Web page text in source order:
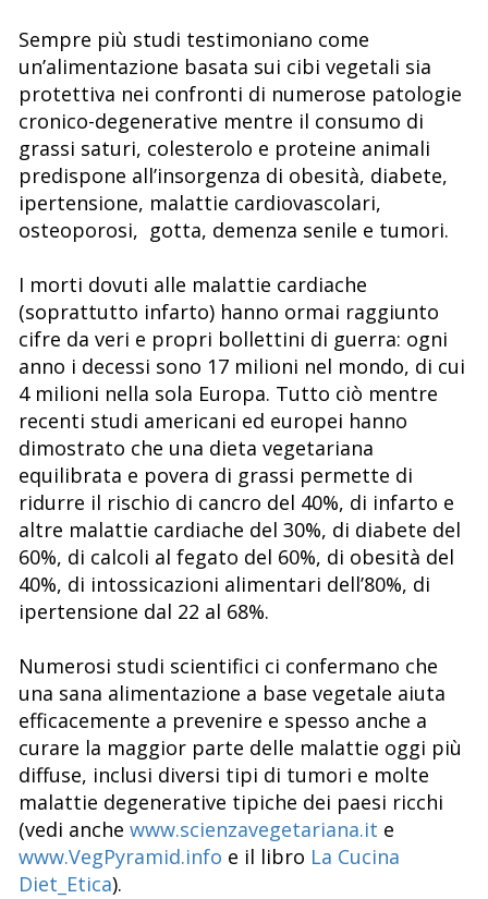
Sempre più studi testimoniano come
un’alimentazione basata sui cibi vegetali sia
protettiva nei confronti di numerose patologie
cronico-degenerative mentre il consumo di
grassi saturi, colesterolo e proteine animali
predispone all’insorgenza di obesità, diabete,
ipertensione, malattie cardiovascolari,
osteoporosi, gotta, demenza senile e tumori.
I morti dovuti alle malattie cardiache
(soprattutto infarto) hanno ormai raggiunto
cifre da veri e propri bollettini di guerra: ogni
anno i decessi sono 17 milioni nel mondo, di cui
4 milioni nella sola Europa. Tutto ciò mentre
recenti studi americani ed europei hanno
dimostrato che una dieta vegetariana
equilibrata e povera di grassi permette di
ridurre il rischio di cancro del 40%, di infarto e
altre malattie cardiache del 30%, di diabete del
60%, di calcoli al fegato del 60%, di obesità del
40%, di intossicazioni alimentari dell’80%, di
ipertensione dal 22 al 68%.
Numerosi studi scientifici ci confermano che
una sana alimentazione a base vegetale aiuta
efficacemente a prevenire e spesso anche a
curare la maggior parte delle malattie oggi più
diffuse, inclusi diversi tipi di tumori e molte
malattie degenerative tipiche dei paesi ricchi
(vedi anche www.scienzavegetariana.it e
www.VegPyramid.info e il libro La Cucina
Diet_Etica).